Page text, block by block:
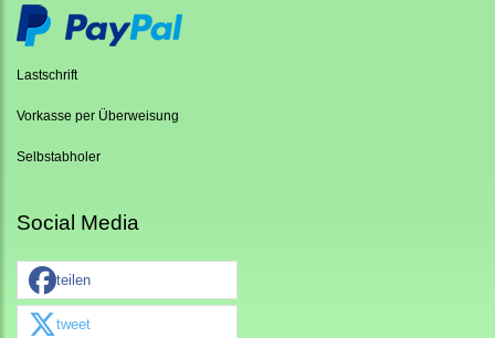
Lastschrift
Vorkasse per Überweisung
Selbstabholer
Social Media
teilen
tweet